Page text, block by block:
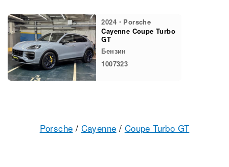
2024・Porsche
Cayenne Coupe Turbo
GT
Бензин
1007323
Porsche / Cayenne / Coupe Turbo GT